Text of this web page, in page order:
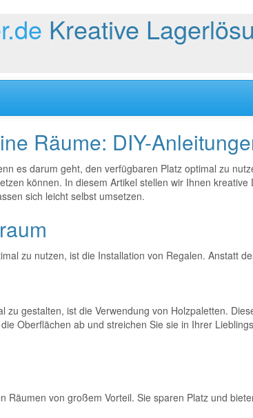
Kreative
Räume: DIY-
es darum geht, den verfügbaren Platz optimal zu
können. In diesem Artikel stellen wir Ihnen
sich leicht selbst umsetzen.
zu nutzen, ist die Installation von Regalen. Anstatt
gestalten, ist die Verwendung von Holzpaletten.
Oberflächen ab und streichen Sie sie in Ihrer
von großem Vorteil. Sie sparen Platz und